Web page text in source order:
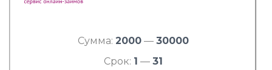
Сумма: 2000— 30000
Срок: 1 — 31